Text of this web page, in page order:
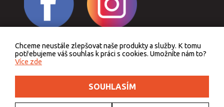
Odstoupit od smlouvy
Podle zákona o evidenci tržeb je prodávající povinen vystavit kupujícímu účtenku.
Zároveň je povinen zaevidovat přijatou tržbu u správce daně online, v případě
technického výpadku pak nejpozději do 48 hodin.
Chceme neustále zlepšovat naše produkty a služby. K tomu
potřebujeme váš souhlas k práci s cookies. Umožníte nám to?
Více zde
SOUHLASÍM